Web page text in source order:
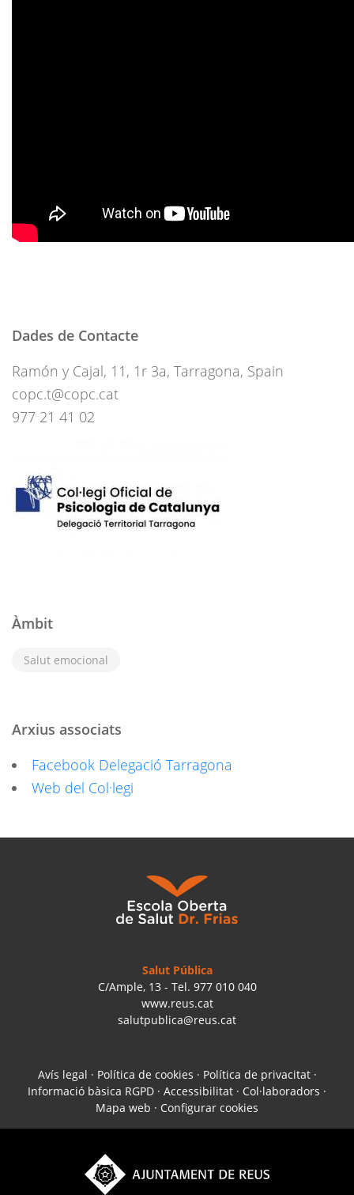
Dades de Contacte
Ramón y Cajal, 11, 1r 3a, Tarragona, Spain
copc.t@copc.cat
977 21 41 02
Àmbit
Salut emocional
Arxius associats
Facebook Delegació Tarragona
Web del Col·legi
Salut Pública
C/Ample, 13 - Tel. 977 010 040
www.reus.cat
salutpublica@reus.cat
Avís legal · Política de cookies · Política de privacitat·
Informació bàsica RGPD · Accessibilitat · Col·laboradors ·
Mapa web · Configurar cookies